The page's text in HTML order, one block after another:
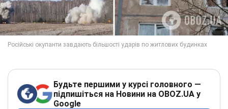
Будьте першими у курсі головного —
підпишіться на Новини на OBOZ.UA у
Google